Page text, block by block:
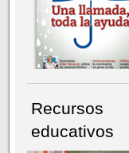
Recursos
educativos